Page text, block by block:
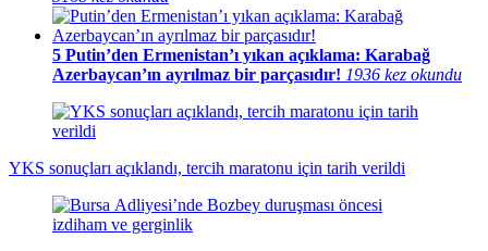
5 Putin’den Ermenistan’ı yıkan açıklama: Karabağ
Azerbaycan’ın ayrılmaz bir parçasıdır! 1936 kez okundu
YKS sonuçları açıklandı, tercih maratonu için tarih verildi